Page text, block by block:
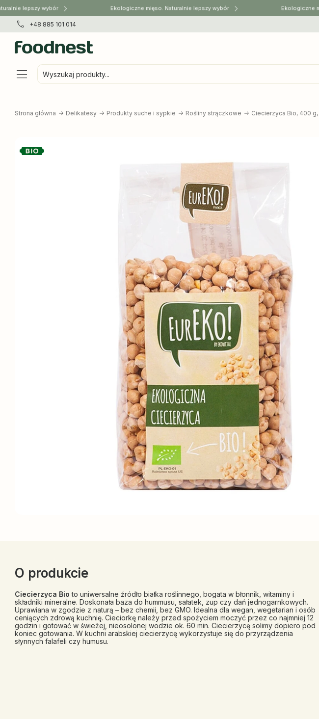
lepszy wybór Ekologiczne mięso. Naturalnie lepszy wybór Ekologiczne
+48 885 101 014
Wyszukaj produkty...
Strona główna Delikatesy Produkty suche i sypkie Rośliny strączkowe Ciecierzyca Bio, 400 g,
O produkcie
Ciecierzyca Bio to uniwersalne źródło białka roślinnego, bogata w błonnik, witaminy i
składniki mineralne. Doskonała baza do hummusu, sałatek, zup czy dań jednogarnkowych.
Uprawiana w zgodzie z naturą – bez chemii, bez GMO. Idealna dla wegan, wegetarian i osób
ceniących zdrową kuchnię. Cieciorkę należy przed spożyciem moczyć przez co najmniej 12
godzin i gotować w świeżej, nieosolonej wodzie ok. 60 min. Ciecierzycę solimy dopiero pod
koniec gotowania. W kuchni arabskiej ciecierzycę wykorzystuje się do przyrządzenia
słynnych falafeli czy humusu.